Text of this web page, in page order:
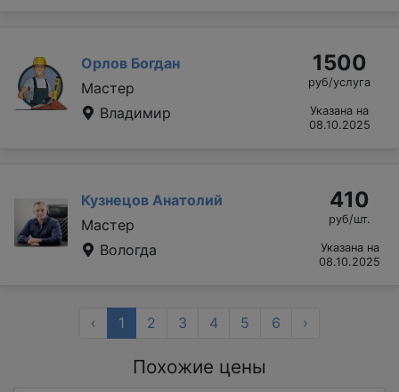
Орлов Богдан
Мастер
Владимир
1500
руб/услуга
Указана на
08.10.2025
Кузнецов Анатолий
Мастер
Вологда
410
руб/шт.
Указана на
08.10.2025
‹ 1 2 3 4 5 6 ›
Похожие цены